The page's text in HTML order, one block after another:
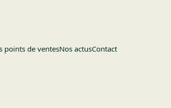
points de ventesNos actusContact